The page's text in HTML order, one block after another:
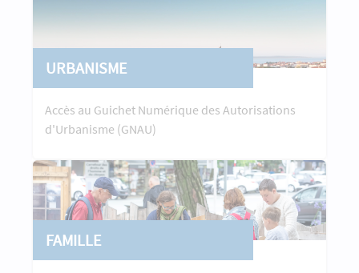
URBANISME
Accès au Guichet Numérique des Autorisations
d'Urbanisme (GNAU)
FAMILLE